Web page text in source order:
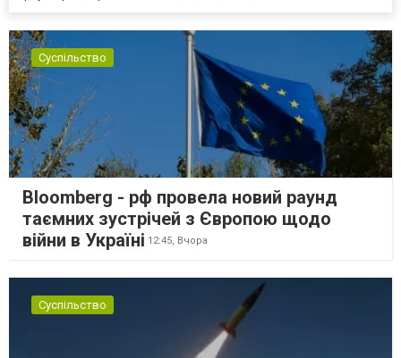
Суспільство
Bloomberg - рф провела новий раунд
таємних зустрічей з Європою щодо
війни в Україні 12:45, Вчора
Суспільство